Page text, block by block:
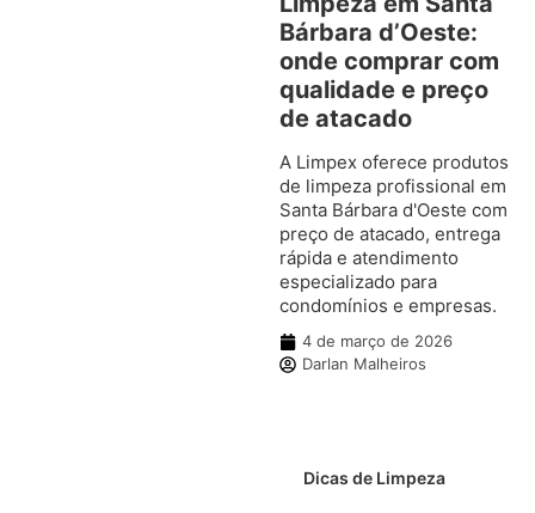
Bárbara d’Oeste:
onde comprar com
qualidade e preço
de atacado
A Limpex oferece produtos
de limpeza profissional em
Santa Bárbara d'Oeste com
preço de atacado, entrega
rápida e atendimento
especializado para
condomínios e empresas.
4 de março de 2026
Darlan Malheiros
Dicas de Limpeza